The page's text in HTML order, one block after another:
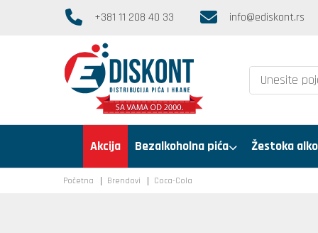
+381 11 208 40 33 info@ediskont.rs
Akcija Bezalkoholna pića Žestoka
Početna Brendovi Coca-Cola